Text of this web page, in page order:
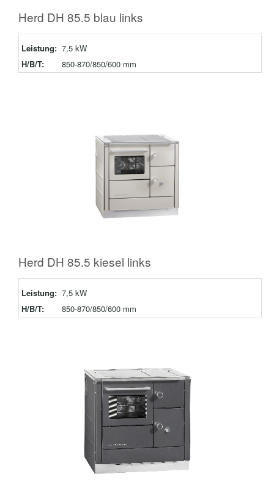
Herd DH 85.5 blau links
Leistung: 7,5 kW
H/B/T:
850-870/850/600 mm
Herd DH 85.5 kiesel links
Leistung: 7,5 kW
H/B/T:
850-870/850/600 mm